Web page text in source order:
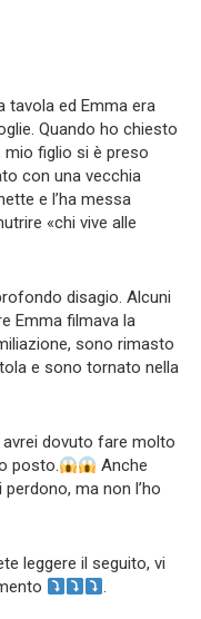
tavola ed Emma era
Quando ho chiesto
mio figlio si è preso
con una vecchia
e l’ha messa
«chi vive alle
disagio. Alcuni
Emma filmava la
sono rimasto
e sono tornato nella
dovuto fare molto
posto.
Anche
ma non l’ho
leggere il seguito, vi
.